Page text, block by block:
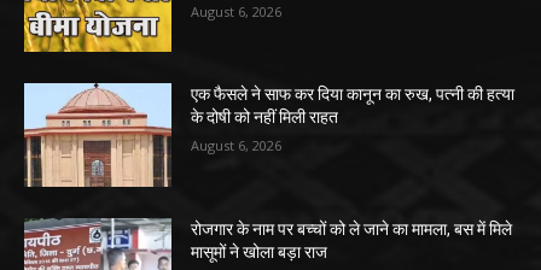
August 6, 2026
एक फैसले ने साफ कर दिया कानून का रुख, पत्नी की हत्या
के दोषी को नहीं मिली राहत
August 6, 2026
रोजगार के नाम पर बच्चों को ले जाने का मामला, बस में मिले
मासूमों ने खोला बड़ा राज